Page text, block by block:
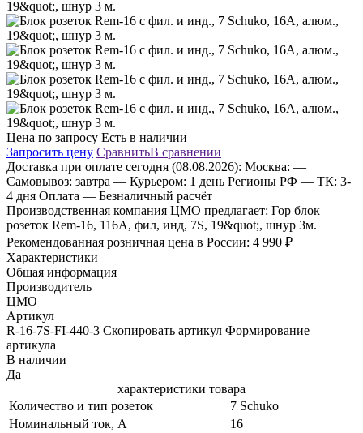
Цена по запросу Есть в наличии
Запросить цену СравнитьВ сравнении
Доставка при оплате сегодня (08.08.2026): Москва: —
Самовывоз: завтра — Курьером: 1 день Регионы РФ — ТК: 3-
4 дня Оплата — Безналичный расчёт
Производственная компания ЦМО предлагает: Гор блок
розеток Rem-16, 116A, фил, инд, 7S, 19&quot;, шнур 3м.
Рекомендованная розничная цена в России: 4 990 ₽
Характеристики
Общая информация
Производитель
ЦМО
Артикул
R-16-7S-FI-440-3 Скопировать артикул Формирование
артикула
В наличии
Да
характеристики товара
Количество и тип розеток
7 Schuko
Номинальный ток, А
16